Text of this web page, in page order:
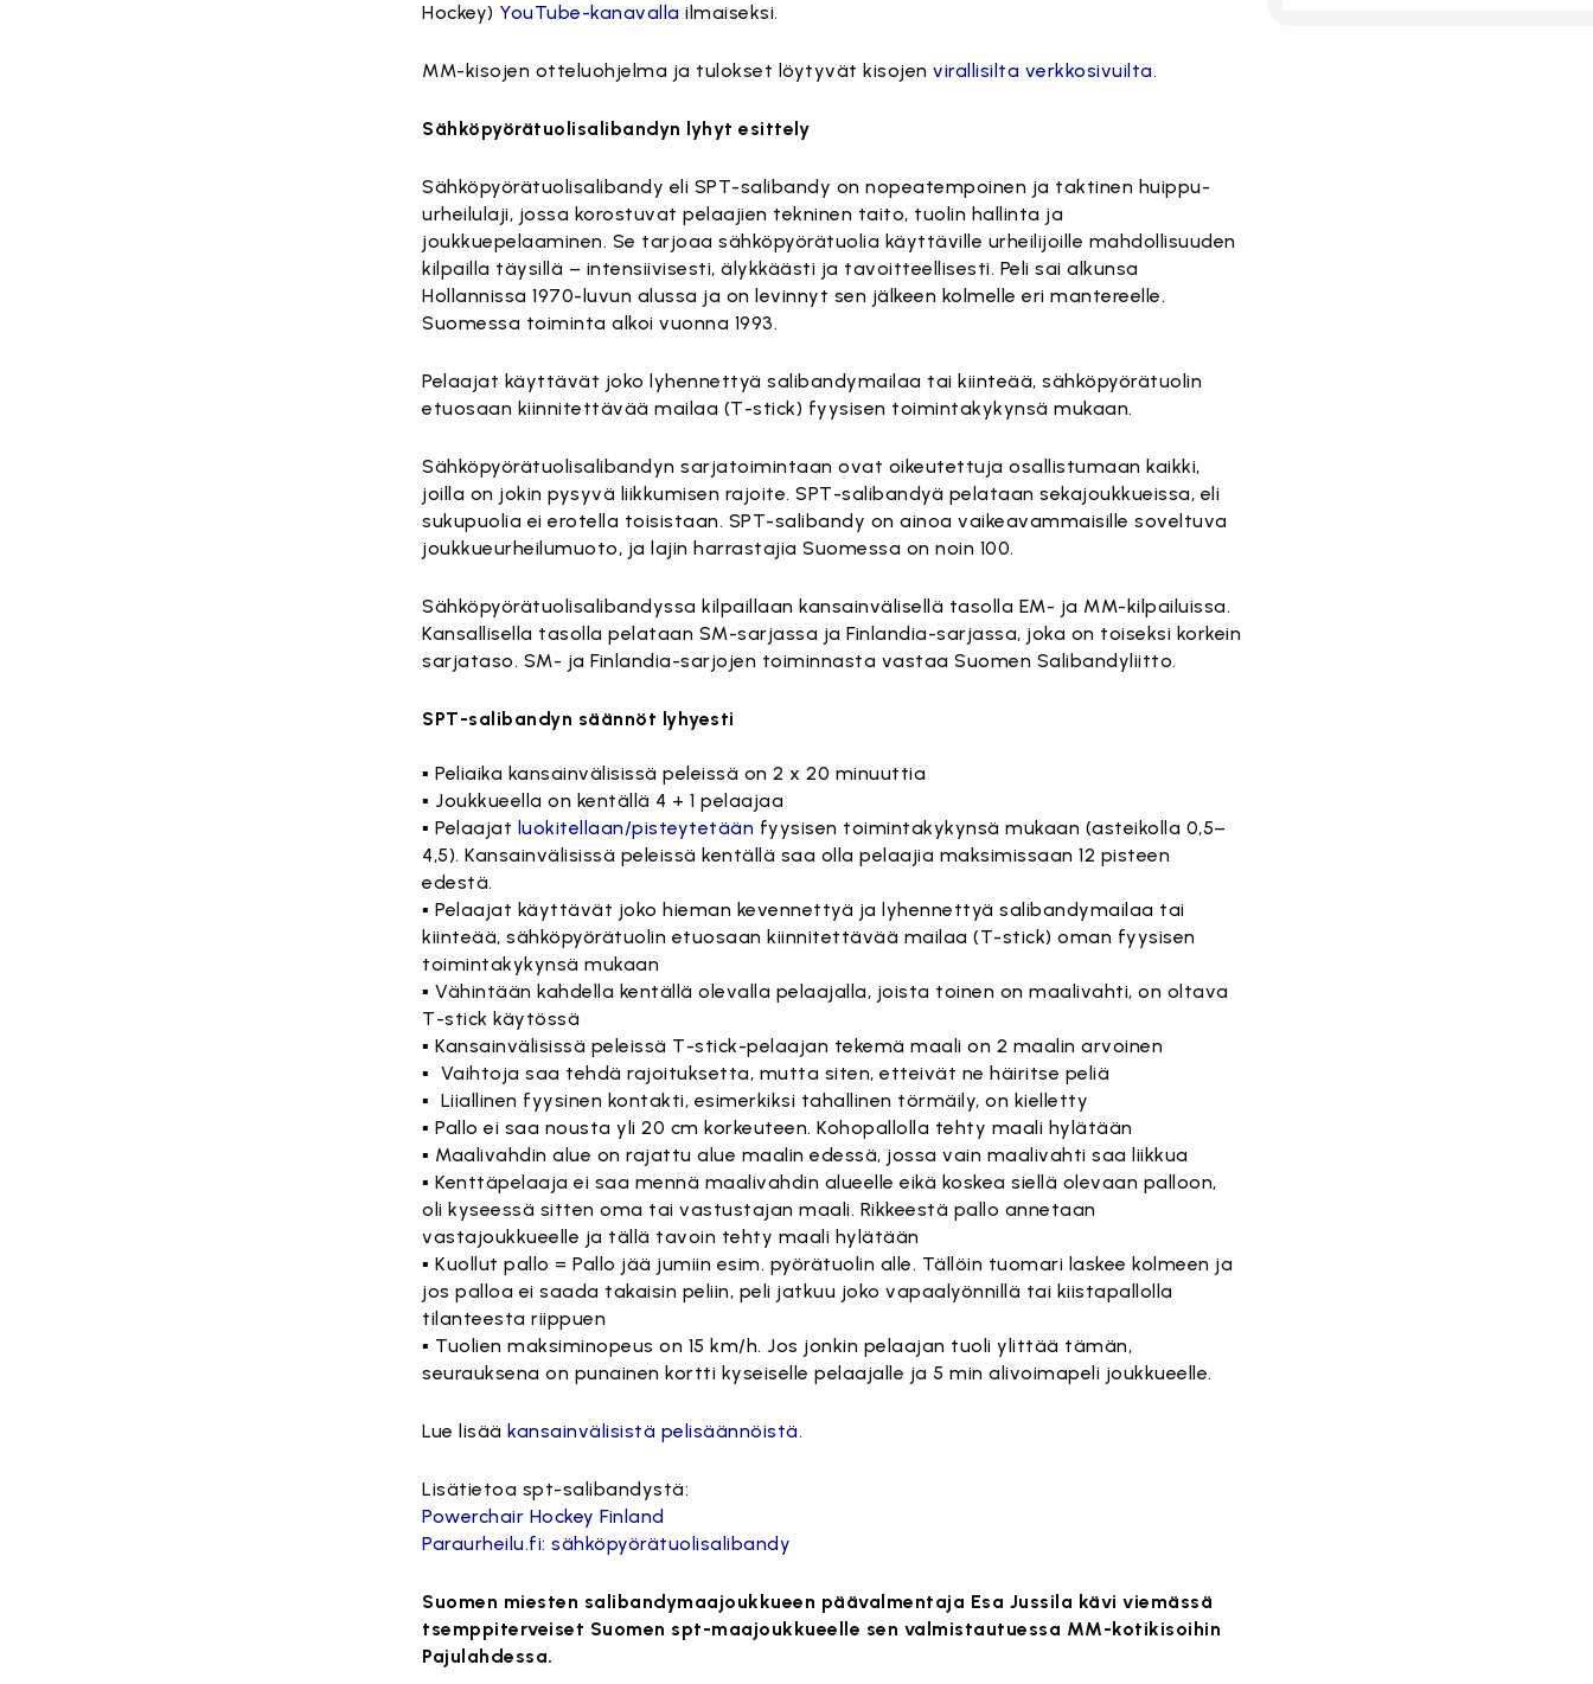
Hockey) YouTube-kanavalla ilmaiseksi.
MM-kisojen otteluohjelma ja tulokset löytyvät kisojenvirallisilta verkkosivuilta.
Sähköpyörätuolisalibandyn lyhyt esittely
Sähköpyörätuolisalibandy eli SPT-salibandy on nopeatempoinen ja taktinen huippu-
urheilulaji, jossa korostuvat pelaajien tekninen taito, tuolin hallinta ja
joukkuepelaaminen. Se tarjoaa sähköpyörätuolia käyttäville urheilijoille mahdollisuuden
kilpailla täysillä – intensiivisesti, älykkäästi ja tavoitteellisesti. Peli sai alkunsa
Hollannissa 1970-luvun alussa ja on levinnyt sen jälkeen kolmelle eri mantereelle.
Suomessa toiminta alkoi vuonna 1993.
Pelaajat käyttävät joko lyhennettyä salibandymailaa tai kiinteää, sähköpyörätuolin
etuosaan kiinnitettävää mailaa (T-stick) fyysisen toimintakykynsä mukaan.
Sähköpyörätuolisalibandyn sarjatoimintaan ovat oikeutettuja osallistumaan kaikki,
joilla on jokin pysyvä liikkumisen rajoite. SPT-salibandyä pelataan sekajoukkueissa, eli
sukupuolia ei erotella toisistaan. SPT-salibandy on ainoa vaikeavammaisille soveltuva
joukkueurheilumuoto, ja lajin harrastajia Suomessa on noin 100.
Sähköpyörätuolisalibandyssa kilpaillaan kansainvälisellä tasolla EM- ja MM-kilpailuissa.
Kansallisella tasolla pelataan SM-sarjassa ja Finlandia-sarjassa, joka on toiseksi korkein
sarjataso. SM- ja Finlandia-sarjojen toiminnasta vastaa Suomen Salibandyliitto.
SPT-salibandyn säännöt lyhyesti
▪ Peliaika kansainvälisissä peleissä on 2 x 20 minuuttia
▪ Joukkueella on kentällä 4 + 1 pelaajaa
▪ Pelaajat luokitellaan/pisteytetään fyysisen toimintakykynsä mukaan (asteikolla 0,5–
4,5). Kansainvälisissä peleissä kentällä saa olla pelaajia maksimissaan 12 pisteen
edestä.
▪ Pelaajat käyttävät joko hieman kevennettyä ja lyhennettyä salibandymailaa tai
kiinteää, sähköpyörätuolin etuosaan kiinnitettävää mailaa (T-stick) oman fyysisen
toimintakykynsä mukaan
▪ Vähintään kahdella kentällä olevalla pelaajalla, joista toinen on maalivahti, on oltava
T-stick käytössä
▪ Kansainvälisissä peleissä T-stick-pelaajan tekemä maali on 2 maalin arvoinen
▪ Vaihtoja saa tehdä rajoituksetta, mutta siten, etteivät ne häiritse peliä
▪ Liiallinen fyysinen kontakti, esimerkiksi tahallinen törmäily, on kielletty
▪ Pallo ei saa nousta yli 20 cm korkeuteen. Kohopallolla tehty maali hylätään
▪ Maalivahdin alue on rajattu alue maalin edessä, jossa vain maalivahti saa liikkua
▪ Kenttäpelaaja ei saa mennä maalivahdin alueelle eikä koskea siellä olevaan palloon,
oli kyseessä sitten oma tai vastustajan maali. Rikkeestä pallo annetaan
vastajoukkueelle ja tällä tavoin tehty maali hylätään
▪ Kuollut pallo = Pallo jää jumiin esim. pyörätuolin alle. Tällöin tuomari laskee kolmeen ja
jos palloa ei saada takaisin peliin, peli jatkuu joko vapaalyönnillä tai kiistapallolla
tilanteesta riippuen
▪ Tuolien maksiminopeus on 15 km/h. Jos jonkin pelaajan tuoli ylittää tämän,
seurauksena on punainen kortti kyseiselle pelaajalle ja 5 min alivoimapeli joukkueelle.
Lue lisääkansainvälisistä pelisäännöistä.
Lisätietoa spt-salibandystä:
Powerchair Hockey Finland
Paraurheilu.fi: sähköpyörätuolisalibandy
Suomen miesten salibandymaajoukkueen päävalmentaja Esa Jussila kävi viemässä
tsemppiterveiset Suomen spt-maajoukkueelle sen valmistautuessa MM-kotikisoihin
Pajulahdessa.